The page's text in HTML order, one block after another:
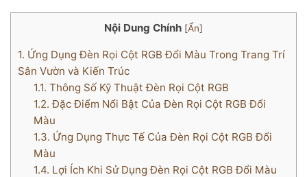
Nội Dung Chính [Ẩn]
1. Ứng Dụng Đèn Rọi Cột RGB Đổi Màu Trong Trang Trí
Sân Vườn và Kiến Trúc
1.1. Thông Số Kỹ Thuật Đèn Rọi Cột RGB
1.2. Đặc Điểm Nổi Bật Của Đèn Rọi Cột RGB Đổi
Màu
1.3. Ứng Dụng Thực Tế Của Đèn Rọi Cột RGB Đổi
Màu
1.4. Lợi Ích Khi Sử Dụng Đèn Rọi Cột RGB Đổi Màu